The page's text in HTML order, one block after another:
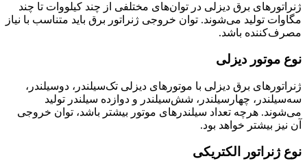
ژنراتورهای برق دیزلی در توان‌های مختلفی از چند کیلووات تا چند
مگاوات تولید می‌شوند. توان خروجی ژنراتور برق باید متناسب با نیاز
مصرف‌کننده باشد.
نوع موتور دیزلی
ژنراتورهای برق دیزلی با موتورهای دیزلی تک‌سیلندر، دوسیلندر،
سه‌سیلندر، چهارسیلندر، شش‌سیلندر و دوازده سیلندر تولید
می‌شوند. هرچه تعداد سیلندرهای موتور بیشتر باشد، توان خروجی
آن نیز بیشتر خواهد بود.
نوع ژنراتور الکتریکی